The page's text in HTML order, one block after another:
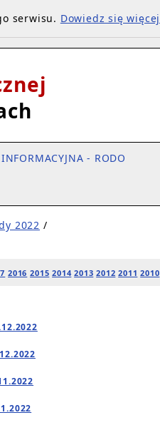
- RODO
2022 /
2016 2015 2014 2013 2012 2011 2010
serwisu. Dowiedz się więcej